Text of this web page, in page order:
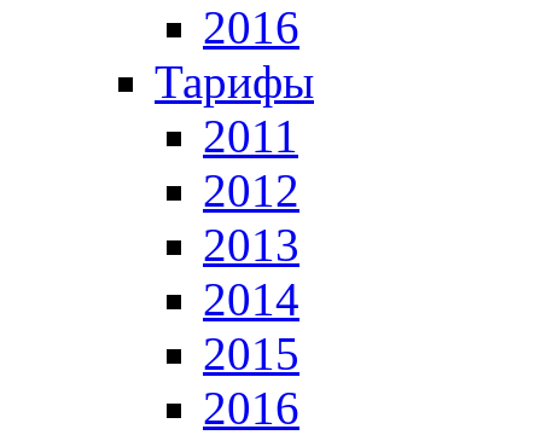
2016
Тарифы
2011
2012
2013
2014
2015
2016